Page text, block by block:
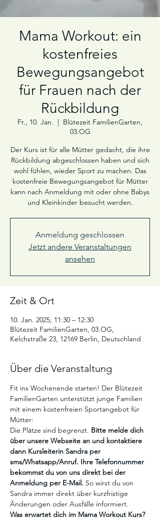
Mama Workout: ein
kostenfreies
Bewegungsangebot
für Frauen nach der
Rückbildung
Fr., 10. Jan.
  |
Blütezeit FamilienGarten,
03.OG
Der Kurs ist für alle Mütter gedacht, die ihre
Rückbildung abgeschlossen haben und sich
wohl fühlen, wieder Sport zu machen. Das
kostenfreie Bewegungsangebot für Mütter
kann nach Anmeldung mit oder ohne Babys
und Kleinkinder besucht werden.
Anmeldung geschlossen
Jetzt andere Veranstaltungen
ansehen
Zeit & Ort
10. Jan. 2025, 11:30 – 12:30
Blütezeit FamilienGarten, 03.OG,
Kelchstraße 23, 12169 Berlin, Deutschland
Über die Veranstaltung
Fit ins Wochenende starten! Der Blütezeit
FamilienGarten unterstützt junge Familien
mit einem kostenfreien Sportangebot für
Mütter:
Die Plätze sind begrenzt. Bitte melde dich
über unsere Webseite an und kontaktiere
dann Kursleiterin Sandra per
sms/Whatsapp/Anruf. Ihre Telefonnummer
bekommst du von uns direkt bei der
Anmeldung per E-Mail. So wirst du von
Sandra immer direkt über kurzfristige
Änderungen oder Ausfälle informiert.
Was erwartet dich im Mama Workout Kurs?